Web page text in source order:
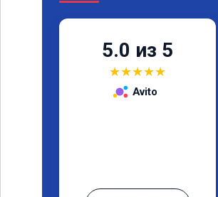
5.0 из 5
★★★★★
Avito